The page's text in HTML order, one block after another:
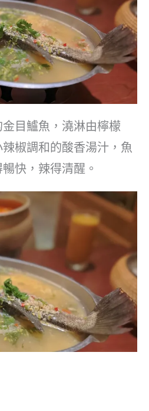
目鱸魚，澆淋由檸檬
椒調和的酸香湯汁，魚
快，辣得清醒。